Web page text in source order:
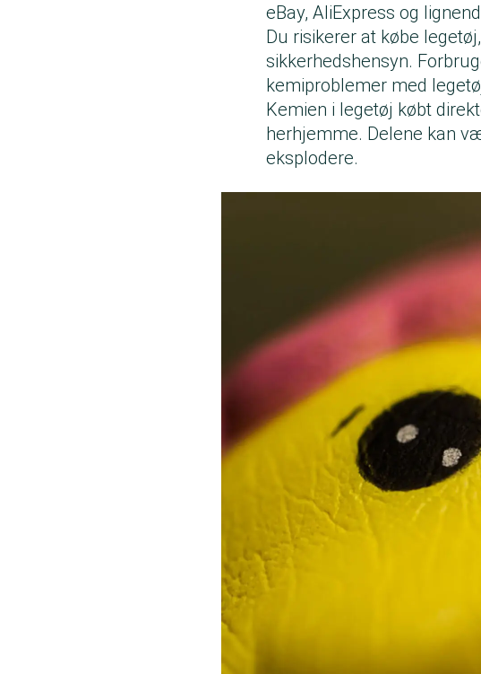
eBay, AliExpress og
Du risikerer at købe
sikkerhedshensyn.
kemiproblemer med
Kemien i legetøj købt
herhjemme. Delene kan
eksplodere.